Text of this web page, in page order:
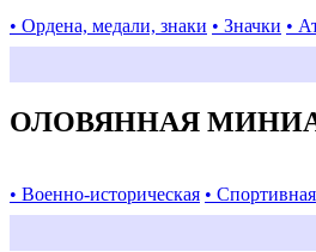
• Ордена, медали, знаки • Значки •
ОЛОВЯННАЯ
• Военно-историческая • Спортивная